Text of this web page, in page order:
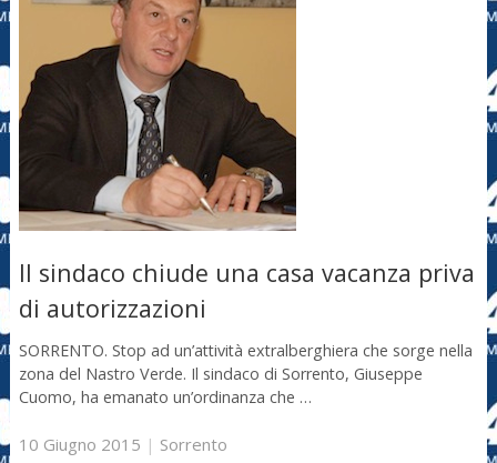
Il sindaco chiude una casa vacanza priva
di autorizzazioni
SORRENTO. Stop ad un’attività extralberghiera che sorge nella
zona del Nastro Verde. Il sindaco di Sorrento, Giuseppe
Cuomo, ha emanato un’ordinanza che …
10 Giugno 2015 | Sorrento